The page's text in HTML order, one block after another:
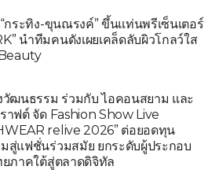
กระทิง-ขุนณรงค์” ขึ้นแท่นพรีเซ็นเตอร์
นำทีมคนดังเผยเคล็ดลับผิวโกลว์ใส
วัฒนธรรม ร่วมกับ ไอคอนสยาม และ
าฟต์ จัด Fashion Show Live
relive 2026” ต่อยอดทุน
สู่แฟชั่นร่วมสมัย ยกระดับผู้ประกอบ
ยภาคใต้สู่ตลาดดิจิทัล